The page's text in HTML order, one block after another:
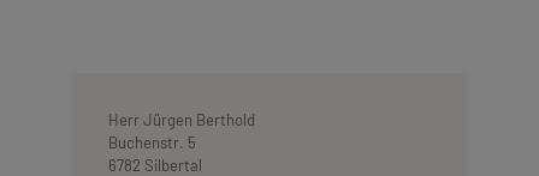
Herr Jürgen Berthold
Buchenstr. 5
6782 Silbertal